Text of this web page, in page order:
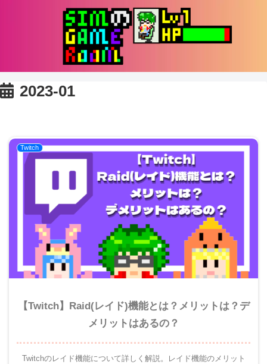
2023-01
Twitch
【Twitch】Raid(レイド)機能とは？メリットは？デ
メリットはあるの？
Twitchのレイド機能について詳しく解説。レイド機能のメリット